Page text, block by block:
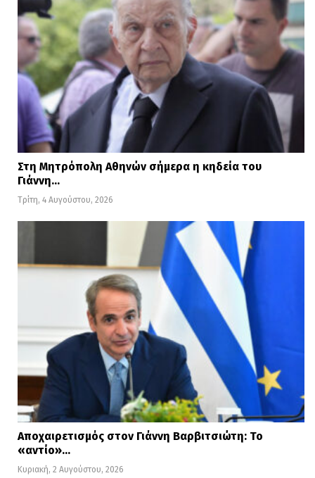
Στη Μητρόπολη Αθηνών σήμερα η κηδεία του
Γιάννη…
Τρίτη, 4 Αυγούστου, 2026
Αποχαιρετισμός στον Γιάννη Βαρβιτσιώτη: Το
«αντίο»…
Κυριακή, 2 Αυγούστου, 2026